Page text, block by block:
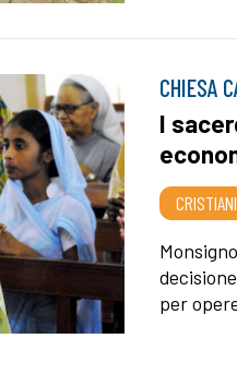
CHIESA
I
per